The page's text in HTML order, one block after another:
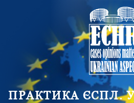
ПРАКТИКА ЄСПЛ.